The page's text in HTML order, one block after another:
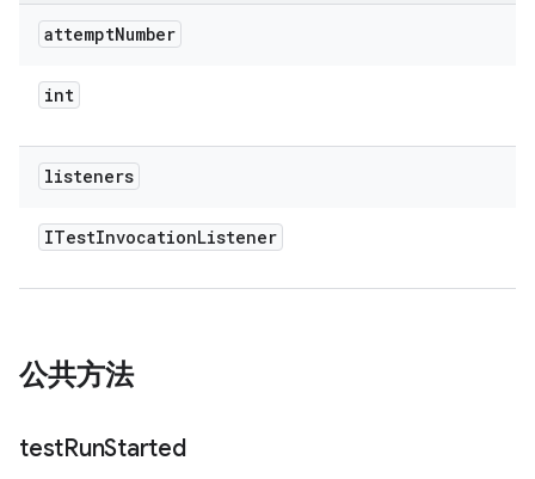
attemptNumber
int
listeners
ITestInvocationListener
公共方法
testRunStarted